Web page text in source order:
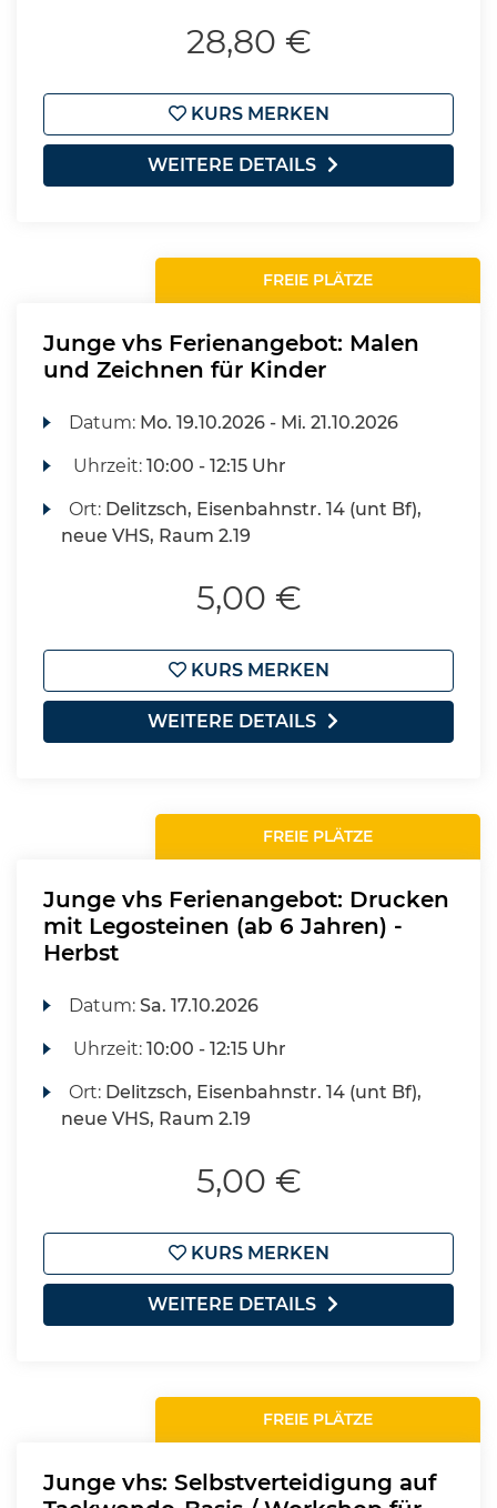
28,80 €
KURS MERKEN
WEITERE DETAILS
FREIE PLÄTZE
Junge vhs Ferienangebot: Malen
und Zeichnen für Kinder
Datum: Mo. 19.10.2026 - Mi. 21.10.2026
Uhrzeit:10:00 - 12:15 Uhr
Ort: Delitzsch, Eisenbahnstr. 14 (unt Bf),
neue VHS, Raum 2.19
5,00 €
KURS MERKEN
WEITERE DETAILS
FREIE PLÄTZE
Junge vhs Ferienangebot: Drucken
mit Legosteinen (ab 6 Jahren) -
Herbst
Datum:Sa. 17.10.2026
Uhrzeit:10:00 - 12:15 Uhr
Ort: Delitzsch, Eisenbahnstr. 14 (unt Bf),
neue VHS, Raum 2.19
5,00 €
KURS MERKEN
WEITERE DETAILS
FREIE PLÄTZE
Junge vhs: Selbstverteidigung auf